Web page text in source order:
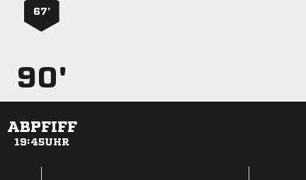
67’
90'
ABPFIFF
19:45UHR